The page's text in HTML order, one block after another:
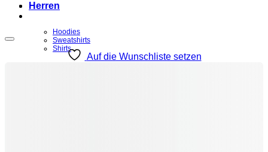
Herren
Hoodies
Sweatshirts
Shirts
Auf die Wunschliste setzen